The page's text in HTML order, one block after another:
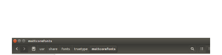
que contém essas fontes. Ao instalar o GNU/Linux abra o